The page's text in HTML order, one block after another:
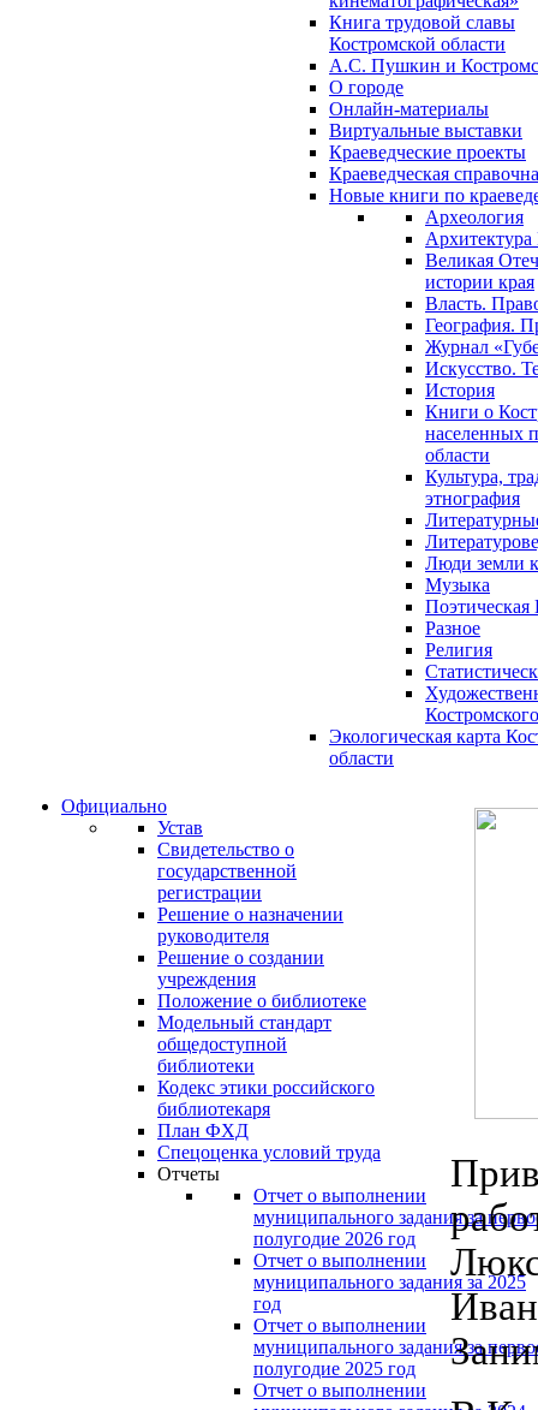
Книга трудовой славы
Костромской области
А.С. Пушкин и
О городе
Онлайн-материалы
Виртуальные выставки
Краеведческие проекты
Краеведческая
Новые книги по
Археология
Архитектура
Великая
истории края
Власть.
География.
Журнал
Искусство.
История
Книги о
населенных
области
Культура,
этнография
Люди земли
Музыка
Поэтическая
Разное
Религия
Экологическая карта
области
Официально
Устав
Свидетельство о
государственной
регистрации
Решение о назначении
руководителя
Решение о создании
учреждения
Положение о библиотеке
Модельный стандарт
общедоступной
библиотеки
Кодекс этики российского
библиотекаря
План ФХД
Спецоценка условий труда
Отчеты
Отчет о выполнении
муниципального задания за
полугодие 2026 год
Отчет о выполнении
муниципального задания за 2025
год
Отчет о выполнении
муниципального задания за
полугодие 2025 год
Отчет о выполнении